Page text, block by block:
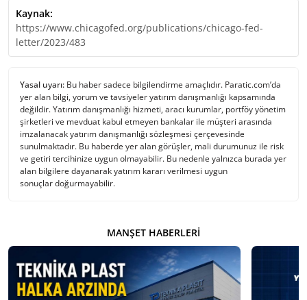
Kaynak:
https://www.chicagofed.org/publications/chicago-fed-
letter/2023/483
Yasal uyarı: Bu haber sadece bilgilendirme amaçlıdır. Paratic.com’da
yer alan bilgi, yorum ve tavsiyeler yatırım danışmanlığı kapsamında
değildir. Yatırım danışmanlığı hizmeti, aracı kurumlar, portföy yönetim
şirketleri ve mevduat kabul etmeyen bankalar ile müşteri arasında
imzalanacak yatırım danışmanlığı sözleşmesi çerçevesinde
sunulmaktadır. Bu haberde yer alan görüşler, mali durumunuz ile risk
ve getiri tercihinize uygun olmayabilir. Bu nedenle yalnızca burada yer
alan bilgilere dayanarak yatırım kararı verilmesi uygun
sonuçlar doğurmayabilir.
MANŞET HABERLERI